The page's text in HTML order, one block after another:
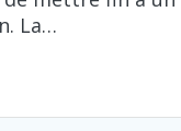
La…